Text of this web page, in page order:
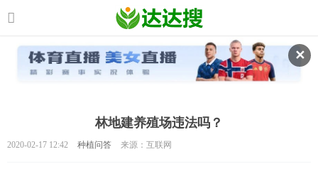
✕
林地建养殖场违法吗？
2020-02-17 12:42 种植问答 来源：互联网